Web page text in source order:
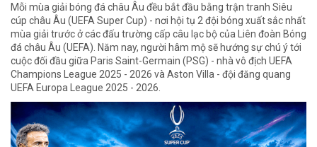
Mỗi mùa giải bóng đá châu Âu đều bắt đầu bằng trận tranh Siêu
cúp châu Âu (UEFA Super Cup) - nơi hội tụ 2 đội bóng xuất sắc nhất
mùa giải trước ở các đấu trường cấp câu lạc bộ của Liên đoàn Bóng
đá châu Âu (UEFA). Năm nay, người hâm mộ sẽ hướng sự chú ý tới
cuộc đối đầu giữa Paris Saint-Germain (PSG) - nhà vô địch UEFA
Champions League 2025 - 2026 và Aston Villa - đội đăng quang
UEFA Europa League 2025 - 2026.